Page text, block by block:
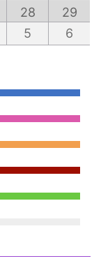
28
29
5 6